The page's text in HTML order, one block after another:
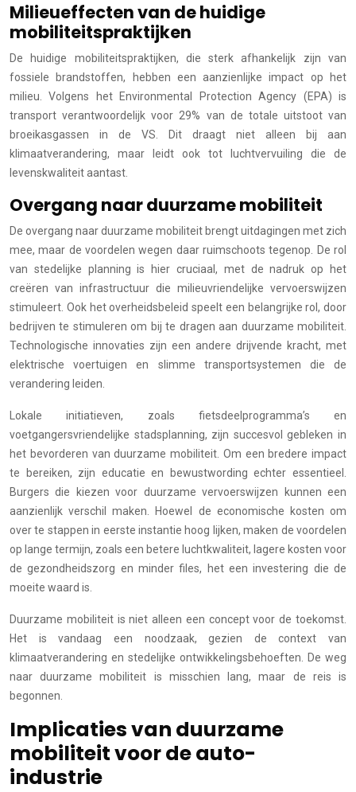
Milieueffecten van de huidige
mobiliteitspraktijken
De huidige mobiliteitspraktijken, die sterk afhankelijk zijn van
fossiele brandstoffen, hebben een aanzienlijke impact op het
milieu. Volgens het Environmental Protection Agency (EPA) is
transport verantwoordelijk voor 29% van de totale uitstoot van
broeikasgassen in de VS. Dit draagt niet alleen bij aan
klimaatverandering, maar leidt ook tot luchtvervuiling die de
levenskwaliteit aantast.
Overgang naar duurzame mobiliteit
De overgang naar duurzame mobiliteit brengt uitdagingen met zich
mee, maar de voordelen wegen daar ruimschoots tegenop. De rol
van stedelijke planning is hier cruciaal, met de nadruk op het
creëren van infrastructuur die milieuvriendelijke vervoerswijzen
stimuleert. Ook het overheidsbeleid speelt een belangrijke rol, door
bedrijven te stimuleren om bij te dragen aan duurzame mobiliteit.
Technologische innovaties zijn een andere drijvende kracht, met
elektrische voertuigen en slimme transportsystemen die de
verandering leiden.
Lokale initiatieven, zoals fietsdeelprogramma’s en
voetgangersvriendelijke stadsplanning, zijn succesvol gebleken in
het bevorderen van duurzame mobiliteit. Om een bredere impact
te bereiken, zijn educatie en bewustwording echter essentieel.
Burgers die kiezen voor duurzame vervoerswijzen kunnen een
aanzienlijk verschil maken. Hoewel de economische kosten om
over te stappen in eerste instantie hoog lijken, maken de voordelen
op lange termijn, zoals een betere luchtkwaliteit, lagere kosten voor
de gezondheidszorg en minder files, het een investering die de
moeite waard is.
Duurzame mobiliteit is niet alleen een concept voor de toekomst.
Het is vandaag een noodzaak, gezien de context van
klimaatverandering en stedelijke ontwikkelingsbehoeften. De weg
naar duurzame mobiliteit is misschien lang, maar de reis is
begonnen.
Implicaties van duurzame
mobiliteit voor de auto-
industrie